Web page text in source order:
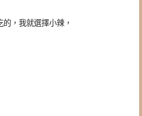
，我就選擇小辣，